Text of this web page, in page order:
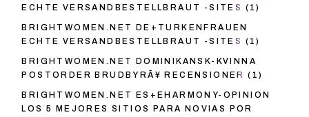
ECHTE VERSANDBESTELLBRAUT -SITES (1)
BRIGHTWOMEN.NET DE+TURKENFRAUEN
ECHTE VERSANDBESTELLBRAUT -SITES (1)
BRIGHTWOMEN.NET DOMINIKANSK-KVINNA
POSTORDER BRUDBYRÃ¥ RECENSIONER (1)
BRIGHTWOMEN.NET ES+EHARMONY-OPINION
LOS 5 MEJORES SITIOS PARA NOVIAS POR